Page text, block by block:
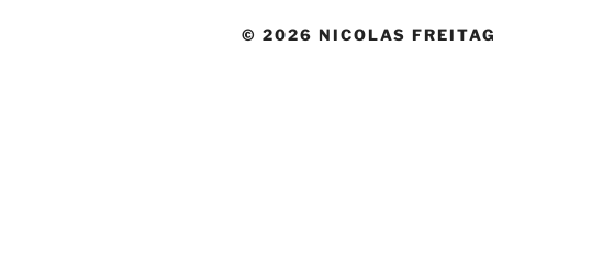
© 2026 NICOLAS FREITAG